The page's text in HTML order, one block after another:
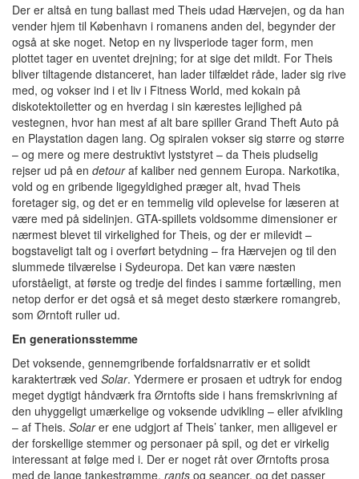
Der er altså en tung ballast med Theis udad Hærvejen, og da han
vender hjem til København i romanens anden del, begynder der
også at ske noget. Netop en ny livsperiode tager form, men
plottet tager en uventet drejning; for at sige det mildt. For Theis
bliver tiltagende distanceret, han lader tilfældet råde, lader sig rive
med, og vokser ind i et liv i Fitness World, med kokain på
diskotektoiletter og en hverdag i sin kærestes lejlighed på
vestegnen, hvor han mest af alt bare spiller Grand Theft Auto på
en Playstation dagen lang. Og spiralen vokser sig større og større
– og mere og mere destruktivt lyststyret – da Theis pludselig
rejser ud på en detouraf kaliber ned gennem Europa. Narkotika,
vold og en gribende ligegyldighed præger alt, hvad Theis
foretager sig, og det er en temmelig vild oplevelse for læseren at
være med på sidelinjen. GTA-spillets voldsomme dimensioner er
nærmest blevet til virkelighed for Theis, og der er milevidt –
bogstaveligt talt og i overført betydning – fra Hærvejen og til den
slummede tilværelse i Sydeuropa. Det kan være næsten
uforståeligt, at første og tredje del findes i samme fortælling, men
netop derfor er det også et så meget desto stærkere romangreb,
som Ørntoft ruller ud.
En generationsstemme
Det voksende, gennemgribende forfaldsnarrativ er et solidt
karaktertræk ved Solar. Ydermere er prosaen et udtryk for endog
meget dygtigt håndværk fra Ørntofts side i hans fremskrivning af
den uhyggeligt umærkelige og voksende udvikling – eller afvikling
– af Theis. Solarer ene udgjort af Theis’ tanker, men alligevel er
der forskellige stemmer og personaer på spil, og det er virkelig
interessant at følge med i. Der er noget råt over Ørntofts prosa
med de lange tankestrømme, rants og seancer, og det passer